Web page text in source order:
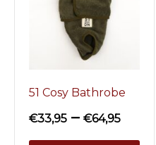
51 Cosy Bathrobe
€33,95 – €64,95